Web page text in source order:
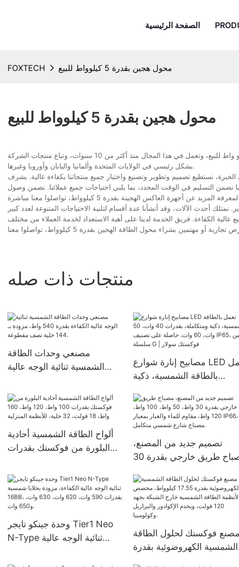
الصفحة الرئيسية
FOXTECH محول هجين بقدرة 5 كيلوواط للبيع
محول هجين بقدرة 5 كيلوواط للبيع
شركة فوكستك سولار هي شركة مصنعة محترفة لأجهزة العاكس الهجين بقدرة 5 كيلو واط للبيع، وتعمل في هذا المجال منذ أكثر من 10 سنوات، وتباع منتجات الشركة
بشكل رئيسي في الولايات المتحدة وألمانيا واليابان وأوروبا وغيرها.
الهجينة بقدرة 5 كيلوواط وفريق عملنا ذي الخبرة، نستطيع تصميم وتطوير وتصنيع واختبار جميع منتجاتنا بكفاءة عالية. يشرف
نضمن التسليم في الوقت المحدد، بما يلبي احتياجات جميع عملائنا. نضمن وصول
أحدث الآلات، وقد أنشأنا عدة أقسام لتلبية الاحتياجات المتنوعة لعدد كبير
الكفاءة. فريق الخدمة لدينا على أهبة الاستعداد لخدمة العملاء من مختلف
منتجات ذات صله
مصنعي وحدات الطاقة
الشمسية ثنائية الوجه عالية
مزودة بـ 144 خلية نصف
مقطوعة.
مصابيح إنارة شوارع LED تعمل
بالطاقة الشمسية، ذكية
وات، 60 وات، حاصلة على
تصنيف IP65، من سلسلة G |
فوكستك سولار
ألواح الطاقة الشمسية أحادية
البلورة من فوكستك بقدرات
18 فولت، 32 خلية، للأنظمة
المنزلية
تصميم جديد من المصنع،
مصباح طريق خارجي بقدرة 30
مقاوم للماء والغبار بمعيار
IP66، مصباح شارع شمسي
متكامل.
وحدة جينكو تايجر Tier1 Neo
N-Type ثنائية الوجه عالية
16BB، بقدرات 590 وات، 620
مصنع فوكستك لحلول الطاقة
الشمسية الكهروضوئية بقدرة